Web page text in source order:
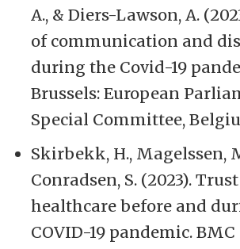
A., & Diers-Lawson, A.
of communication and
during the Covid-19
Brussels: European
Special Committee,
Skirbekk, H., Magelssen,
Conradsen, S. (2023).
healthcare before and
COVID-19 pandemic.